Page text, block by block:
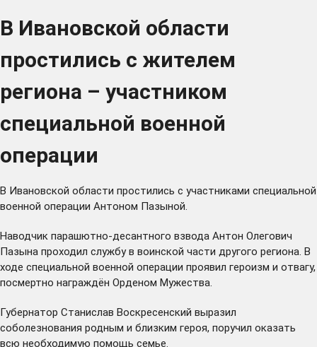
В Ивановской области
простились с жителем
региона – участником
специальной военной
операции
В Ивановской области простились с участниками специальной
военной операции Антоном Пазыной.
Наводчик парашютно-десантного взвода Антон Олегович
Пазына проходил службу в воинской части другого региона. В
ходе специальной военной операции проявил героизм и отвагу,
посмертно награждён Орденом Мужества.
Губернатор Станислав Воскресенский выразил
соболезнования родным и близким героя, поручил оказать
всю необходимую помощь семье.